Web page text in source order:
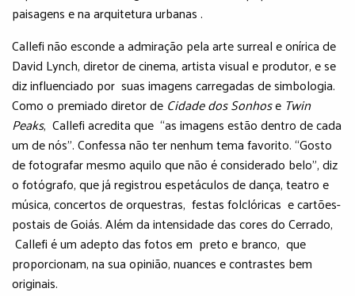
paisagens e na arquitetura urbanas .
Callefi não esconde a admiração pela arte surreal e onírica de
David Lynch, diretor de cinema, artista visual e produtor, e se
diz influenciado por suas imagens carregadas de simbologia.
Como o premiado diretor de Cidade dos Sonhose Twin
Peaks, Callefi acredita que “as imagens estão dentro de cada
um de nós”. Confessa não ter nenhum tema favorito. “Gosto
de fotografar mesmo aquilo que não é considerado belo”, diz
o fotógrafo, que já registrou espetáculos de dança, teatro e
música, concertos de orquestras, festas folclóricas e cartões-
postais de Goiás. Além da intensidade das cores do Cerrado,
Callefi é um adepto das fotos em preto e branco, que
proporcionam, na sua opinião, nuances e contrastes bem
originais.